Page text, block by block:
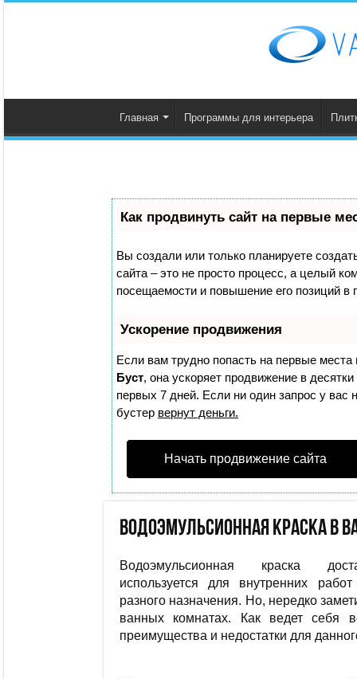
Главная Программы для интерьера
Как продвинуть сайт на первые
Вы создали или только планируете
сайта – это не просто процесс, а целый
посещаемости и повышение его позиций в
Ускорение продвижения
Если вам трудно попасть на первые места
Буст, она ускоряет продвижение в
первых 7 дней. Если ни один запрос у вас
бустер вернут деньги.
Начать продвижение сайта
Водоэмульсионная краска в
Водоэмульсионная краска
используется для внутренних
разного назначения. Но, нередко
ванных комнатах. Как ведет себя
преимущества и недостатки для